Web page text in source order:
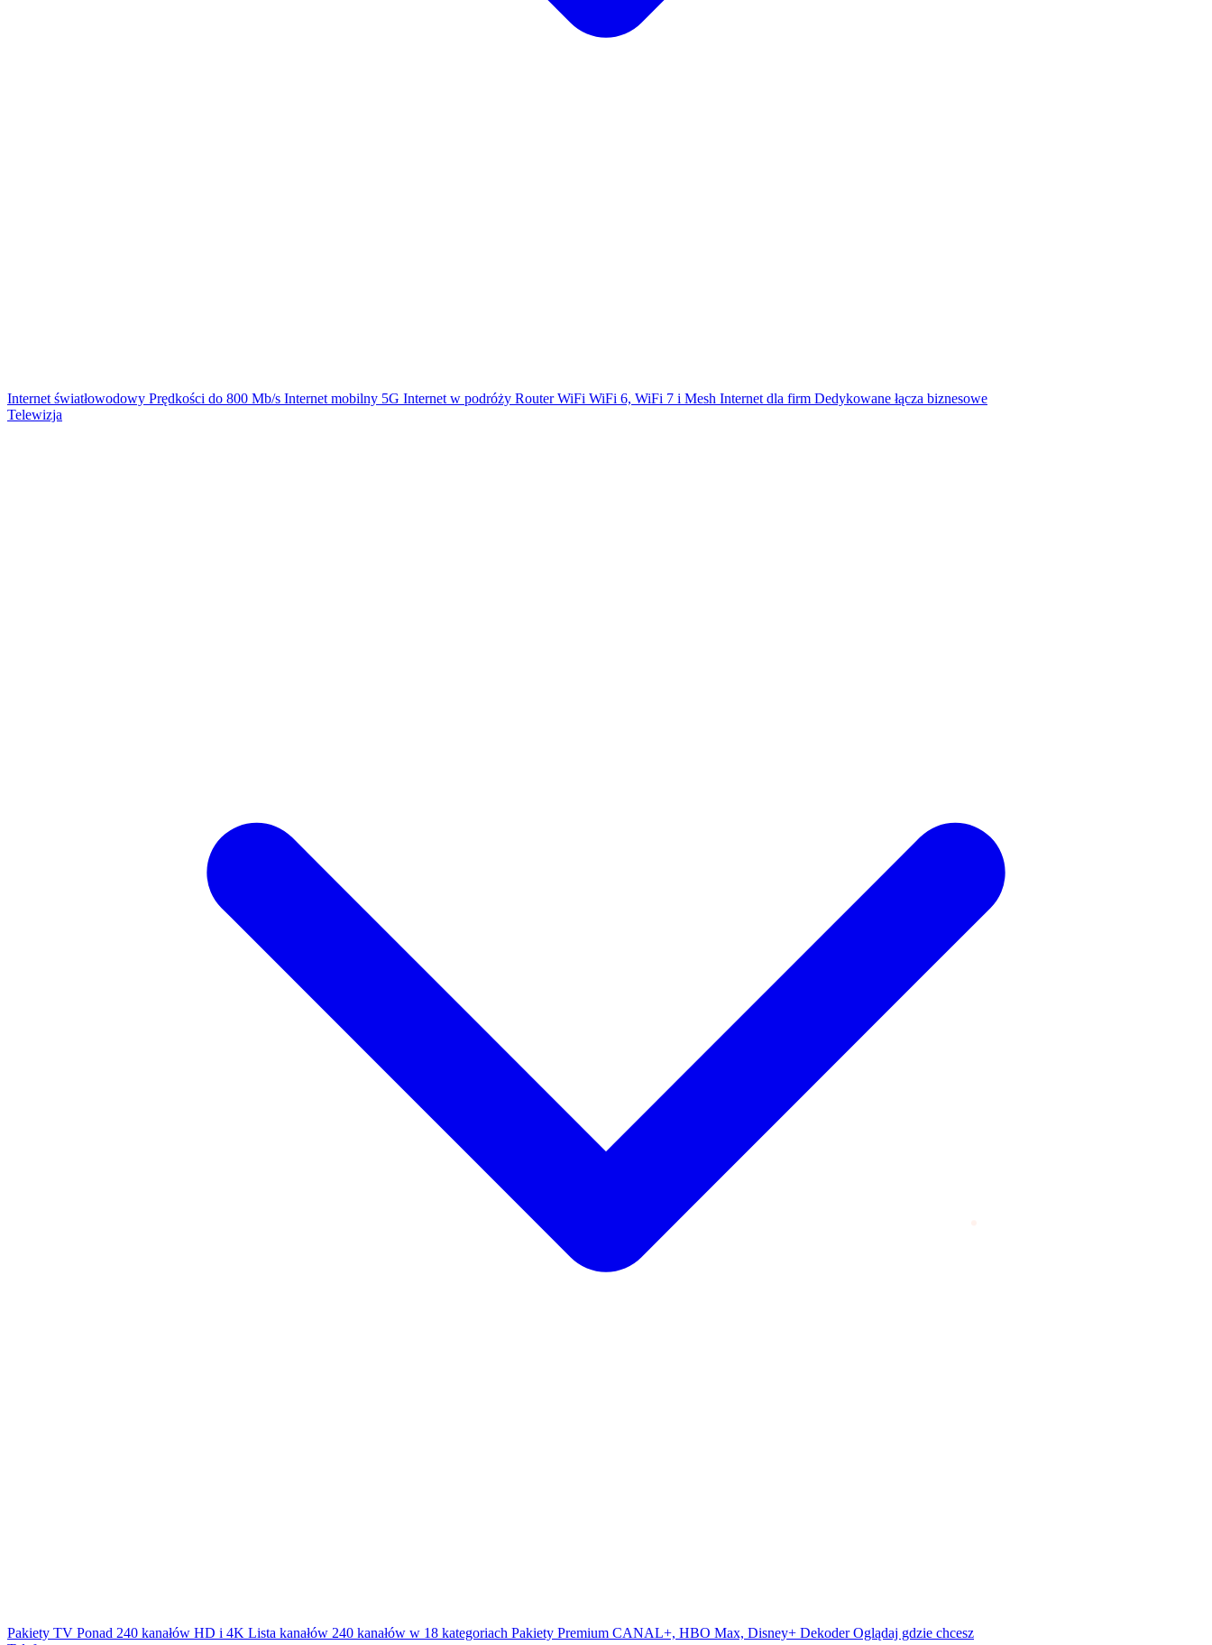
Internet światłowodowy Prędkości do 800 Mb/s Internet mobilny 5G Internet w podróży Router WiFi WiFi 6, WiFi 7 i Mesh Internet dla firm Dedykowane łącza biznesowe
Telewizja
Pakiety TV Ponad 240 kanałów HD i 4K Lista kanałów 240 kanałów w 18 kategoriach Pakiety Premium CANAL+, HBO Max, Disney+ DekoderOglądaj gdzie chcesz